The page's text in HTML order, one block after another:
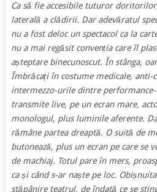
Ca să fie accesibile tuturor
laterală a clădirii. Dar adevăratul
nu a fost deloc un spectacol ca la
nu a mai regăsit convenția care îl
așteptare binecunoscut. În stânga,
Îmbrăcați în costume medicale, anti-
intermezzo-urile dintre
transmite live, pe un ecran mare,
monologul, plus luminile aferente.
rămâne partea dreaptă. O suită de
butonează, plus un ecran pe care se
de machiaj. Totul pare în mers,
ca și când s-ar naște pe loc.
stăpânire teatrul, de îndată ce se